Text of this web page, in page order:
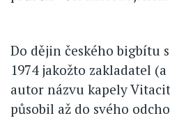
Do dějin českého bigbítu
1974 jakožto zakladatel
autor názvu kapely
působil až do svého